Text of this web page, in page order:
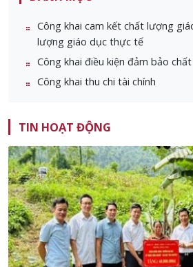
Công khai cam kết chất lượng
lượng giáo dục thực tế
Công khai điều kiện đảm bảo
Công khai thu chi tài chính
TIN HOẠT ĐỘNG